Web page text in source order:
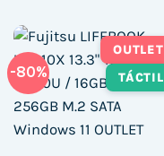
-80%
OUTLET
TÁCTIL